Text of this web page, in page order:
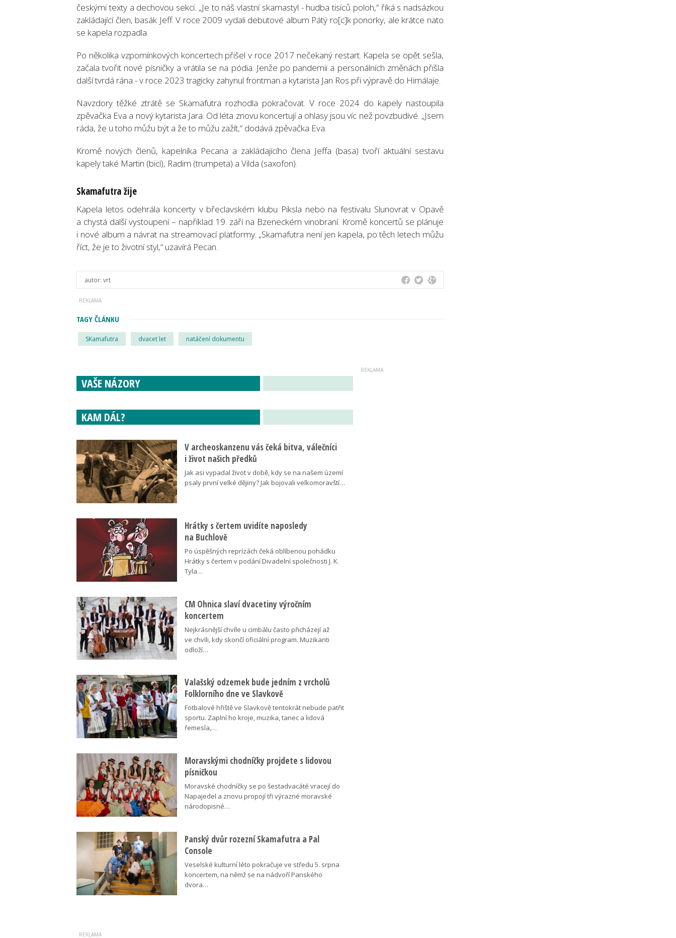
českými texty a dechovou sekcí. „Je to náš vlastní skamastyl - hudba tisíců poloh,“ říká s nadsázkou
zakládající člen, basák Jeff. V roce 2009 vydali debutové album Pátý ro[c]k ponorky, ale krátce nato
se kapela rozpadla.
Po několika vzpomínkových koncertech přišel v roce 2017 nečekaný restart. Kapela se opět sešla,
začala tvořit nové písničky a vrátila se na pódia. Jenže po pandemii a personálních změnách přišla
další tvrdá rána - v roce 2023 tragicky zahynul frontman a kytarista Jan Ros při výpravě do Himálaje.
Navzdory těžké ztrátě se Skamafutra rozhodla pokračovat. V roce 2024 do kapely nastoupila
zpěvačka Eva a nový kytarista Jara. Od léta znovu koncertují a ohlasy jsou víc než povzbudivé. „Jsem
ráda, že u toho můžu být a že to můžu zažít,“ dodává zpěvačka Eva.
Kromě nových členů, kapelníka Pecana a zakládajícího člena Jeffa (basa) tvoří aktuální sestavu
kapely také Martin (bicí), Radim (trumpeta) a Vilda (saxofon).
Skamafutra žije
Kapela letos odehrála koncerty v břeclavském klubu Piksla nebo na festivalu Slunovrat v Opavě
a chystá další vystoupení – například 19. září na Bzeneckém vinobraní. Kromě koncertů se plánuje
i nové album a návrat na streamovací platformy. „Skamafutra není jen kapela, po těch letech můžu
říct, že je to životní styl,“ uzavírá Pecan.
autor: vrt
TAGY ČLÁNKU
SKamafutra dvacet let natáčení dokumentu
VAŠE NÁZORY
KAM DÁL?
V archeoskanzenu vás čeká bitva, válečníci
i život našich předků
Jak asi vypadal život v době, kdy se na našem území
psaly první velké dějiny? Jak bojovali velkomoravští…
Hrátky s čertem uvidíte naposledy
na Buchlově
Po úspěšných reprízách čeká oblíbenou pohádku
Hrátky s čertem v podání Divadelní společnosti J. K.
Tyla…
CM Ohnica slaví dvacetiny výročním
koncertem
Nejkrásnější chvíle u cimbálu často přicházejí až
ve chvíli, kdy skončí oficiální program. Muzikanti
odloží…
Valašský odzemek bude jedním z vrcholů
Folklorního dne ve Slavkově
Fotbalové hřiště ve Slavkově tentokrát nebude patřit
sportu. Zaplní ho kroje, muzika, tanec a lidová
řemesla,…
Moravskými chodníčky projdete s lidovou
písničkou
Moravské chodníčky se po šestadvacáté vracejí do
Napajedel a znovu propojí tři výrazné moravské
národopisné…
Panský dvůr rozezní Skamafutra a Pal
Console
Veselské kulturní léto pokračuje ve středu 5. srpna
koncertem, na němž se na nádvoří Panského
dvora…